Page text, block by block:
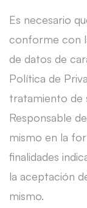
Es necesario
conforme con
de datos de
Política de
tratamiento de
Responsable
mismo en la
finalidades
la aceptación
mismo.